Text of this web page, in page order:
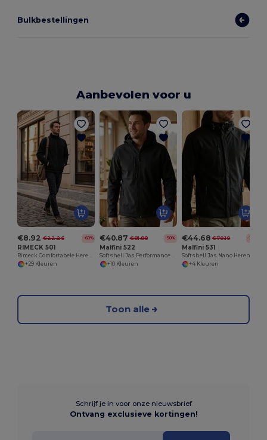
Bulkbestellingen
Aanbevolen voor u
€8.92 €22.26 -60%
RIMECK 501
+29 Kleuren
€40.87 €81.88 -50%
Malfini 522
+10 Kleuren
€44.68 €70.10 -36%
Malfini 531
Softshell Jas Nano Heren
+4 Kleuren
Toon alle
Schrijf je in voor onze nieuwsbrief
Ontvang exclusieve kortingen!